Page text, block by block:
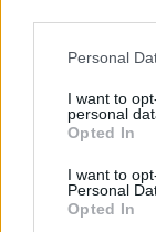
Personal
I want to
personal
Opted In
I want to
Personal
Opted In